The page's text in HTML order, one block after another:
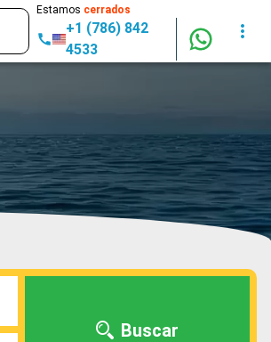
Estamos cerrados
+1 (786) 842
4533
Buscar